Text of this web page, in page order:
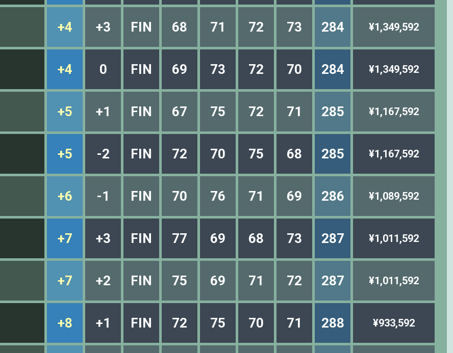
+4 +3 FIN 68 71 72 73 284 ¥1,349,592
+4 0 FIN 69 73 72 70 284 ¥1,349,592
+5 +1 FIN 67 75 72 71 285 ¥1,167,592
+5 -2 FIN 72 70 75 68 285 ¥1,167,592
+6 -1 FIN 70 76 71 69 286 ¥1,089,592
+7 +3 FIN 77 69 68 73 287 ¥1,011,592
+7 +2 FIN 75 69 71 72 287 ¥1,011,592
+8 +1 FIN 72 75 70 71 288 ¥933,592